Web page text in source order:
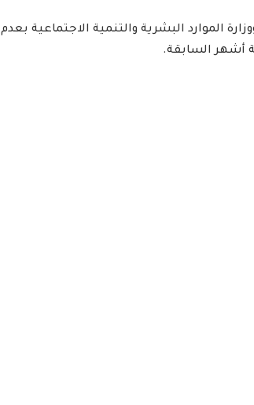
الموارد البشرية والتنمية الاجتماعية بعدم
أشهر السابقة.